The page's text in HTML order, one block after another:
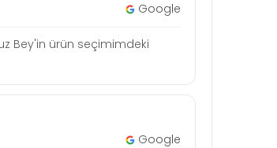
Google
Bey'in ürün seçimimdeki
Google